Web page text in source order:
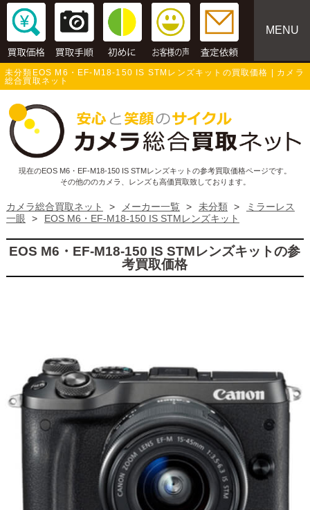
MENU
未分類EOS M6・EF-M18-150 IS STMレンズキットの買取価格 | カメラ
総合買取ネット
現在のEOS M6・EF-M18-150 IS STMレンズキットの参考買取価格ページです。
その他ののカメラ、レンズも高価買取致しております。
カメラ総合買取ネット > メーカー一覧 > 未分類 >
ミラーレス
一眼
> EOS M6・EF-M18-150 IS STMレンズキット
EOS M6・EF-M18-150 IS STMレンズキットの参
考買取価格